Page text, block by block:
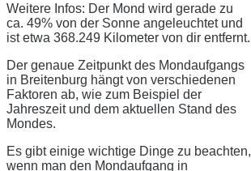
Weitere Infos: Der Mond wird gerade zu
ca. 49% von der Sonne angeleuchtet und
ist etwa 368.249 Kilometer von dir entfernt.
Der genaue Zeitpunkt des Mondaufgangs
in Breitenburg hängt von verschiedenen
Faktoren ab, wie zum Beispiel der
Jahreszeit und dem aktuellen Stand des
Mondes.
Es gibt einige wichtige Dinge zu beachten,
wenn man den Mondaufgang in